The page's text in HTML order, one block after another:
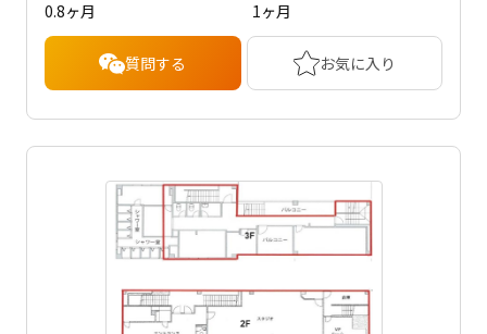
0.8ヶ月 1ヶ月
質問する お気に入り